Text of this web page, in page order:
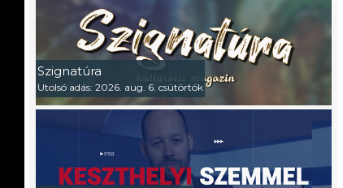
Szignatúra
Utolsó adás: 2026. aug. 6. csütörtök